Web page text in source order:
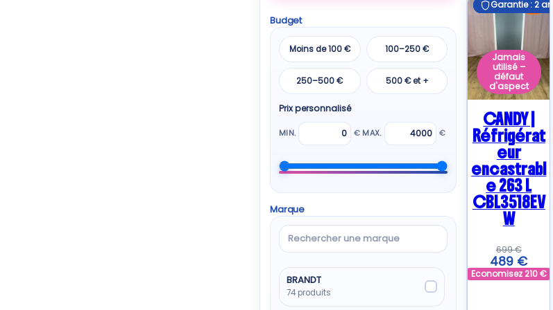
Budget
Moins de 100 € 100–250 €
250–500 € 500 € et +
Prix personnalisé
MIN. € MAX. €
Marque
Rechercher
une
BRANDT
74 produits
E
Garantie : 2 ans
Jamais
utilisé –
défaut
d'aspect
Garantie : 2 ans
CANDY |
Réfrigérat
eur
encastrabl
e 263 L
CBL3518EV
W
699€
489 €
Economisez210€